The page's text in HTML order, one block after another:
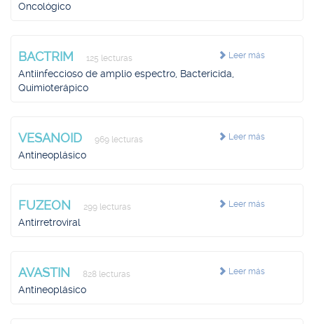
Oncológico
Leer más
BACTRIM 125 lecturas
Antiinfeccioso de amplio espectro, Bactericida,
Quimioterápico
Leer más
VESANOID 969 lecturas
Antineoplásico
Leer más
FUZEON 299 lecturas
Antirretroviral
Leer más
AVASTIN 828 lecturas
Antineoplásico